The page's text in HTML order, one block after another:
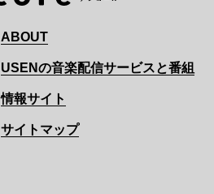
ABOUT
USENの音楽配信サービスと番組
情報サイト
サイトマップ